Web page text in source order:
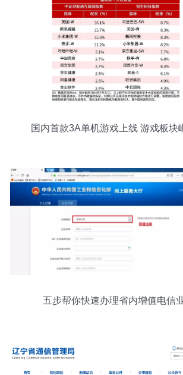
国内首款3A单机游戏上线 游戏板块
五步帮你快速办理省内增值电信